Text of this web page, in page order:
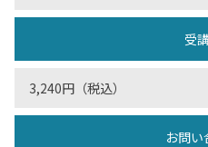
受
3,240円（税込）
お問い